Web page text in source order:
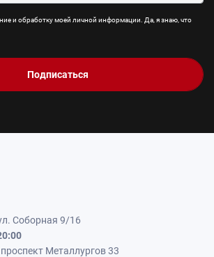
и обработку моей личной информации. Да, я знаю, что
Подписаться